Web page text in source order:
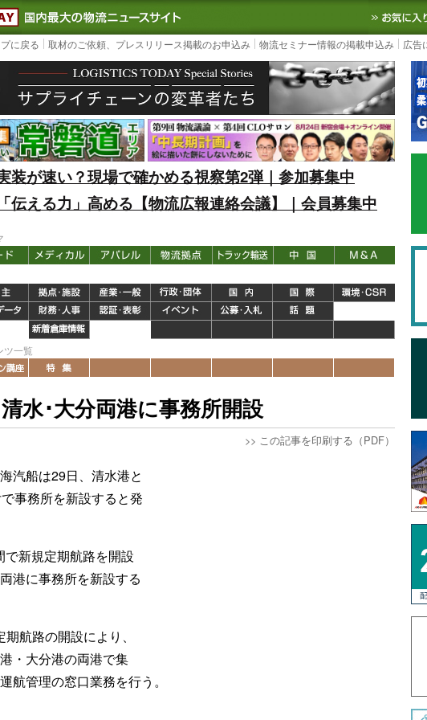
LOGISTICS TODAY｜国内最大の物流ニュースサイト3PL, SCMなど国内外の最新
に戻る 取材のご依頼、プレスリリース掲載のお申込み 物流セミナー情報の掲載申込み 広告
装が速い？現場で確かめる視察第2弾｜参加募集中
伝える力」高める【物流広報連絡会議】｜会員募集中
ツ一覧
水･大分両港に事務所開設
>> この記事を印刷する（PDF）
汽船は29日、清水港と
事務所を新設すると発
で新規定期航路を開設
港に事務所を新設する
航路の開設により、
・大分港の両港で集
航管理の窓口業務を行う。